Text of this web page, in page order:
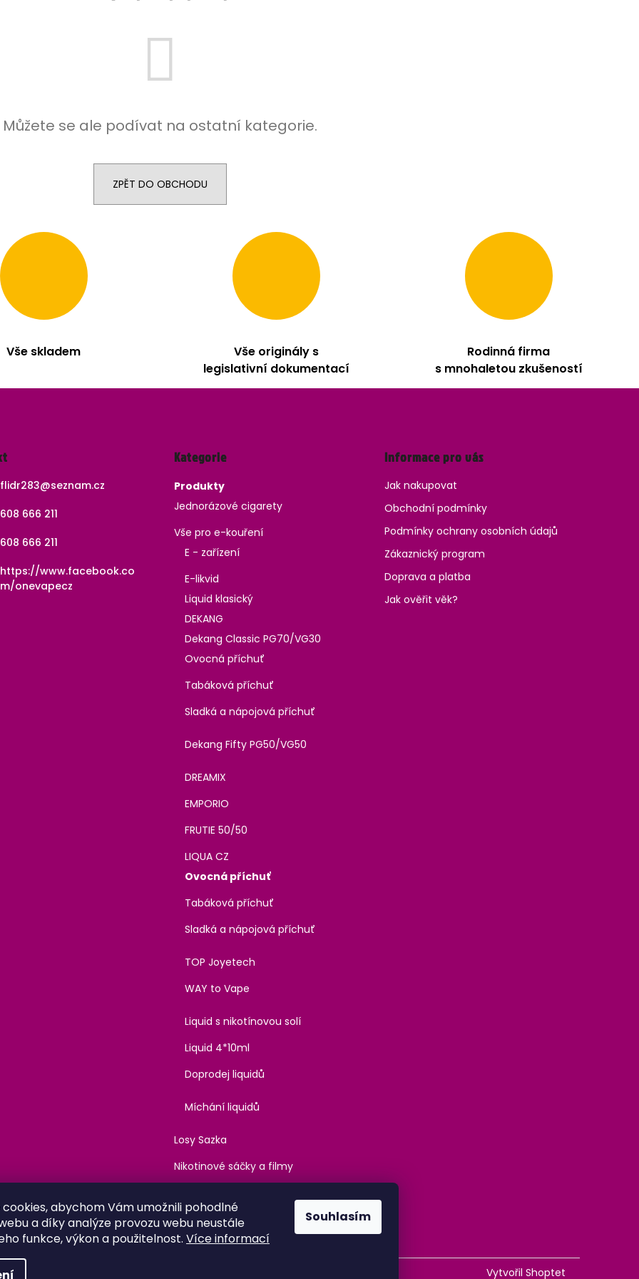
abychom Vám umožnili pohodlné
a díky analýze provozu webu neustále
funkce, výkon a použitelnost. Více informací
Souhlasím
Můžete se ale podívat na ostatní kategorie.
ZPĚT DO OBCHODU
Vše skladem
Vše originály s
legislativní dokumentací
Rodinná firma
s mnohaletou zkušeností
flidr283@seznam.cz
608 666 211
608 666 211
https://www.facebook.co
m/onevapecz
kategorie
Kategorie
Produkty
Jednorázové cigarety
Vše pro e-kouření
E - zařízení
E-likvid
Liquid klasický
DEKANG
Dekang Classic PG70/VG30
Ovocná příchuť
Tabáková příchuť
Sladká a nápojová příchuť
Dekang Fifty PG50/VG50
DREAMIX
EMPORIO
FRUTIE 50/50
LIQUA CZ
Ovocná příchuť
Tabáková příchuť
Sladká a nápojová příchuť
TOP Joyetech
WAY to Vape
Liquid s nikotínovou solí
Liquid 4*10ml
Doprodej liquidů
Míchání liquidů
Losy Sazka
Nikotinové sáčky a filmy
Informace pro vás
Jak nakupovat
Obchodní podmínky
Podmínky ochrany osobních údajů
Zákaznický program
Doprava a platba
Jak ověřit věk?
Vytvořil Shoptet